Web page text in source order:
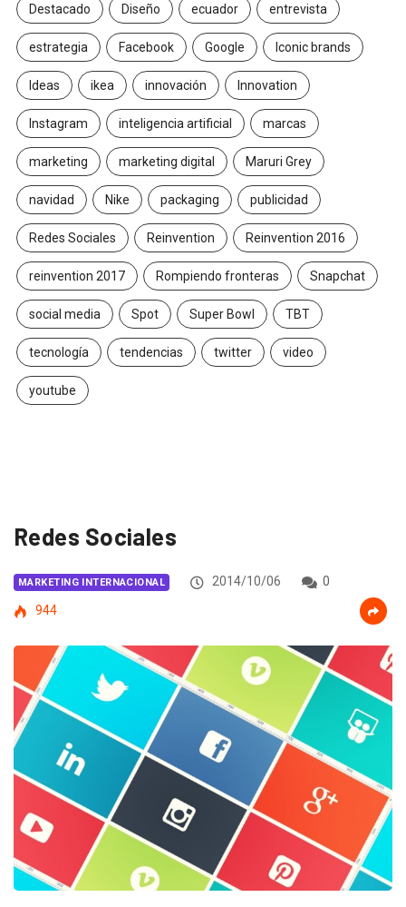
Destacado Diseño ecuador entrevista
estrategia Facebook Google Iconic brands
Ideas ikea innovación Innovation
Instagram inteligencia artificial marcas
marketing marketing digital Maruri Grey
navidad Nike packaging publicidad
Redes Sociales Reinvention Reinvention 2016
reinvention 2017 Rompiendo fronteras Snapchat
social media Spot Super Bowl TBT
tecnología tendencias twitter video
youtube
Redes Sociales
MARKETING INTERNACIONAL 2014/10/06
0
944